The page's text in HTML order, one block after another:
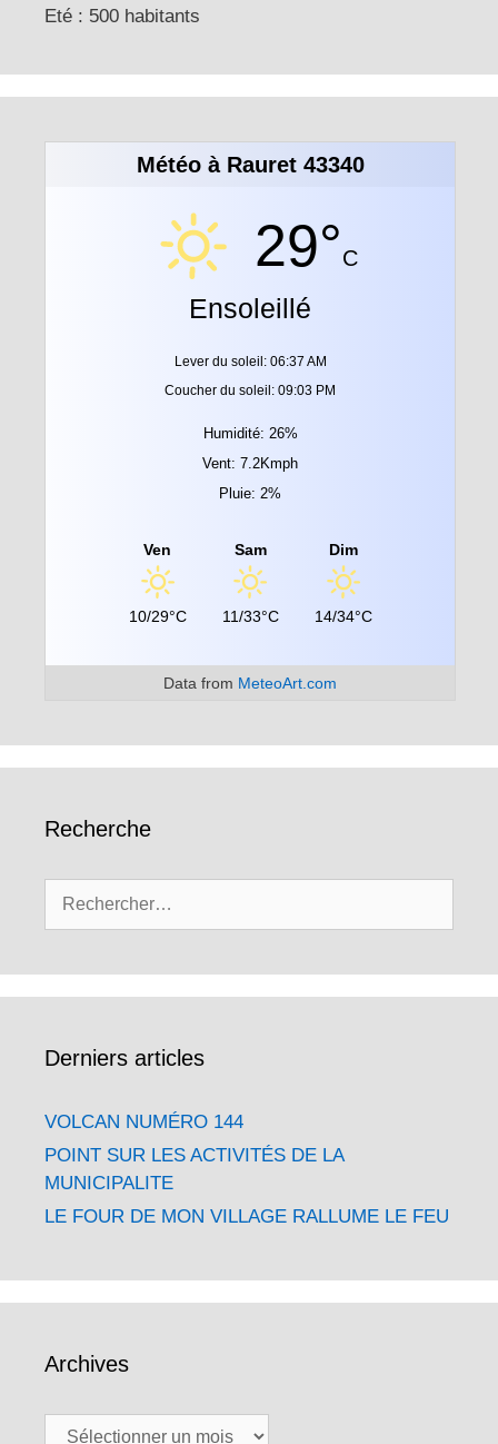
Eté : 500 habitants
Météo à Rauret 43340
29°C
Ensoleillé
Lever du soleil: 06:37 AM
Coucher du soleil: 09:03 PM
Humidité: 26%
Vent: 7.2Kmph
Pluie: 2%
Ven
10/29°C
Sam
11/33°C
Dim
14/34°C
Data from MeteoArt.com
Recherche
Derniers articles
VOLCAN NUMÉRO 144
POINT SUR LES ACTIVITÉS DE LA
MUNICIPALITE
LE FOUR DE MON VILLAGE RALLUME LE FEU
Archives
Archives